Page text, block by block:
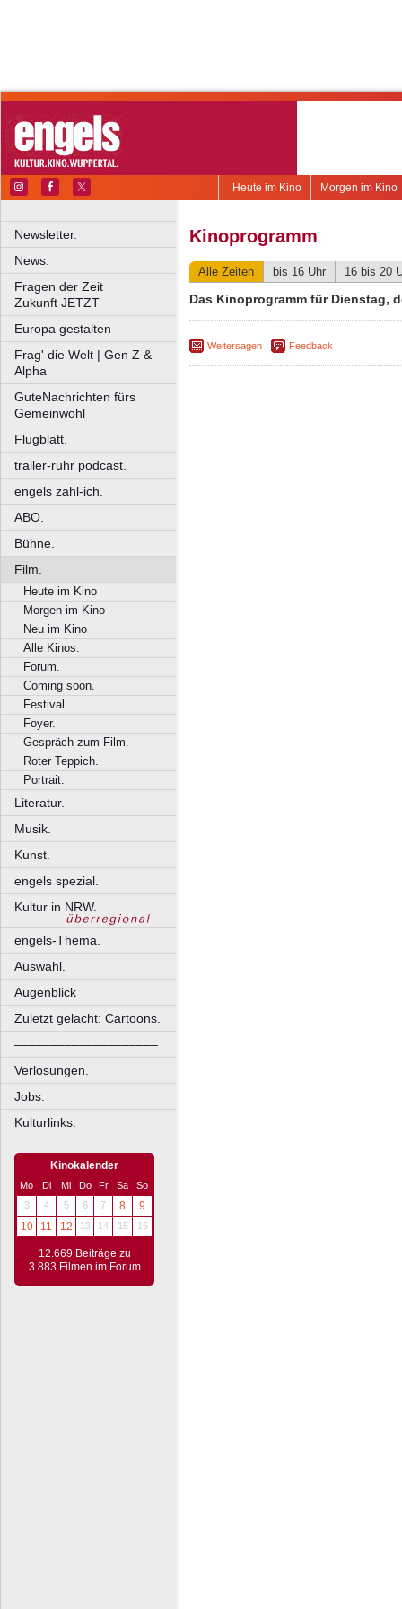
Morgen im Kino
Heute im Kino
Newsletter.
News.
Fragen der Zeit
Zukunft JETZT
Europa gestalten
Frag' die Welt | Gen Z &
Alpha
GuteNachrichten fürs
Gemeinwohl
Flugblatt.
trailer-ruhr podcast.
engels zahl-ich.
ABO.
Bühne.
Film.
Heute im Kino
Morgen im Kino
Neu im Kino
Alle Kinos.
Forum.
Coming soon.
Festival.
Foyer.
Gespräch zum Film.
Roter Teppich.
Portrait.
Literatur.
Musik.
Kunst.
engels spezial.
Kultur in NRW.
engels-Thema.
Auswahl.
Augenblick
Zuletzt gelacht: Cartoons.
––––––––––––––––––––
Verlosungen.
Jobs.
Kulturlinks.
Kinokalender
Mo Di Mi Do Fr Sa
So
3
4 5 6 7 8
9
10
11 12 13 14 15 16
12.669 Beiträge zu
3.883 Filmen im Forum
Kinoprogramm
Alle Zeiten bis 16 Uhr 16 bis 20
Das Kinoprogramm für Dienstag,
Weitersagen Feedback